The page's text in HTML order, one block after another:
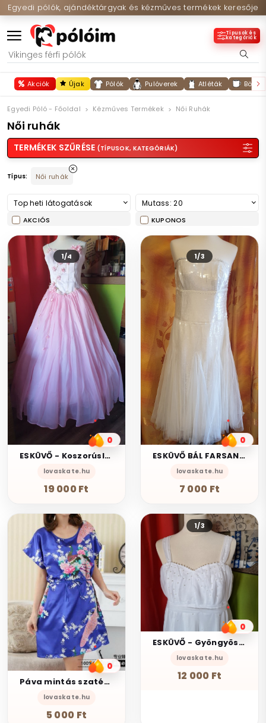
Egyedi pólók, ajándéktárgyak és kézműves termékek keresője
Típusok és
kategóriák
Akciók Újak Pólók Pulóverek Atléták
Egyedi Póló - Főoldal Kézműves Termékek Női Ruhák
Női ruhák
TERMÉKEK SZŰRÉSE (TÍPUSOK, KATEGÓRIÁK)
Típus: Női ruhák
Top heti látogatások Mutass: 20
AKCIÓS KUPONOS
1/4
0
ESKÜVŐ - Koszorúslány és bálozó alkalmi ruha
lovaskate.hu
19 000 Ft
1/3
0
ESKÜVŐ BÁL FARSANG - Vintrage stílus 20-as évek MONSOON
lovaskate.hu
7 000 Ft
0
Páva mintás szatén ruha kimonó királykék S-L-ig
lovaskate.hu
5 000 Ft
1/3
0
ESKÜVŐ - Gyöngyös fehér A vonalú akár kismama menyasszonyi ruha
lovaskate.hu
12 000 Ft